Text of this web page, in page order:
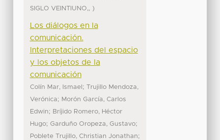
SIGLO VEINTIUNO,, )
Los diálogos en la
comunicación.
Interpretaciones del espacio
y los objetos de la
comunicación
Colín Mar, Ismael ; Trujillo Mendoza,
Verónica; Morón García, Carlos
Edwin; Bríjido Romero, Héctor
Hugo; Garduño Oropeza, Gustavo;
Poblete Trujillo, Christian Jonathan;